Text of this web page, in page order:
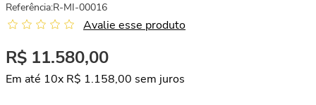
Referência:R-MI-00016
Avalie esse produto
R$ 11.580,00
Em até 10x R$ 1.158,00 sem juros